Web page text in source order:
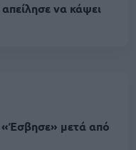
να κάψει
«Έσβησε» μετά από